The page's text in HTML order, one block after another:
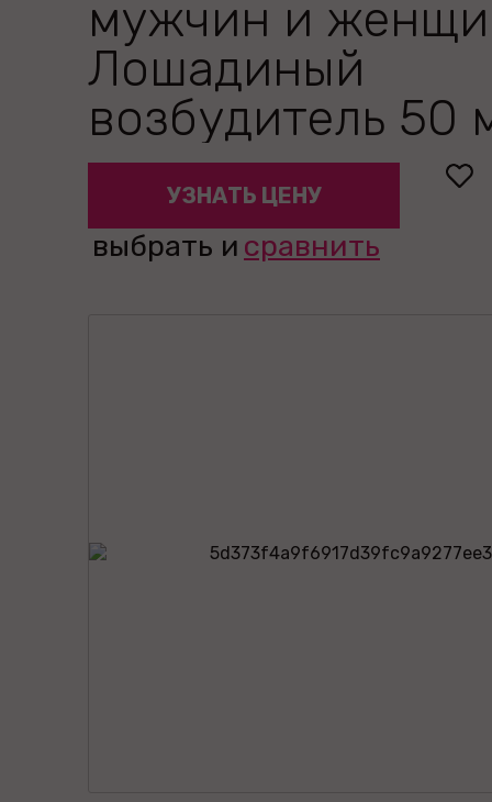
мужчин и
Лошадиный
возбудитель 50
УЗНАТЬ ЦЕНУ
выбрать и сравнить